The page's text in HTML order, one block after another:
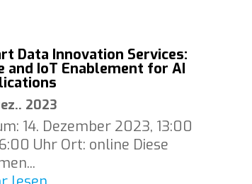
Data Innovation Services:
and IoT Enablement for AI
2023
14. Dezember 2023, 13:00
Uhr Ort: online Diese